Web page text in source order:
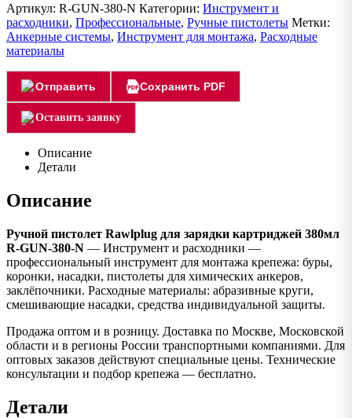
Артикул: R-GUN-380-N Категории: Инструмент и
расходники, Профессиональные, Ручные пистолеты Метки:
Анкерные системы, Инструмент для монтажа, Расходные
материалы
Отправить Сохранить PDF
Оставить заявку
Описание
Детали
Описание
Ручной пистолет Rawlplug для зарядки картриджей 380мл
R-GUN-380-N — Инструмент и расходники —
профессиональный инструмент для монтажа крепежа: буры,
коронки, насадки, пистолеты для химических анкеров,
заклёпочники. Расходные материалы: абразивные круги,
смешивающие насадки, средства индивидуальной защиты.
Продажа оптом и в розницу. Доставка по Москве, Московской
области и в регионы России транспортными компаниями. Для
оптовых заказов действуют специальные цены. Технические
консультации и подбор крепежа — бесплатно.
Детали